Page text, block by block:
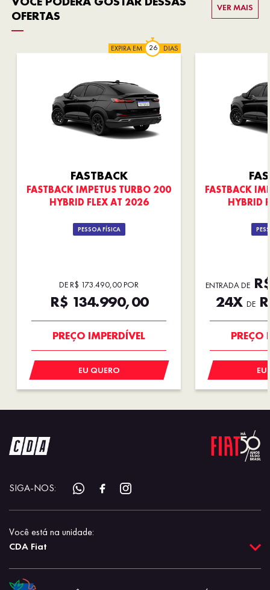
OFERTAS
VER MAIS
EXPIRA EM DIAS
FASTBACK
FASTBACK IMPETUS TURBO 200
HYBRID FLEX AT 2026
PESSOA FÍSICA
DE R$ 173.490,00 POR
R$ 134.990,00
PREÇO IMPERDÍVEL
OPORTUNIDADE
EU QUERO
FASTBACK
HYBRID
ENTRADA DE
24X DE
EU
SIGA-NOS:
Você está na unidade:
CDA Fiat